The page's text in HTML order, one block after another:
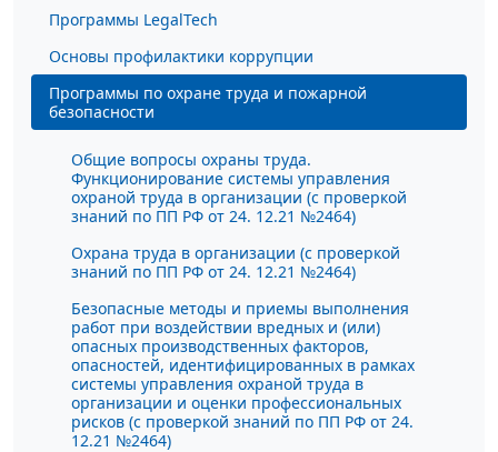
Программы LegalTech
Основы профилактики коррупции
Программы по охране труда и пожарной
безопасности
Общие вопросы охраны труда.
Функционирование системы управления
охраной труда в организации (с проверкой
знаний по ПП РФ от 24. 12.21 №2464)
Охрана труда в организации (с проверкой
знаний по ПП РФ от 24. 12.21 №2464)
Безопасные методы и приемы выполнения
работ при воздействии вредных и (или)
опасных производственных факторов,
опасностей, идентифицированных в рамках
системы управления охраной труда в
организации и оценки профессиональных
рисков (с проверкой знаний по ПП РФ от 24.
12.21 №2464)